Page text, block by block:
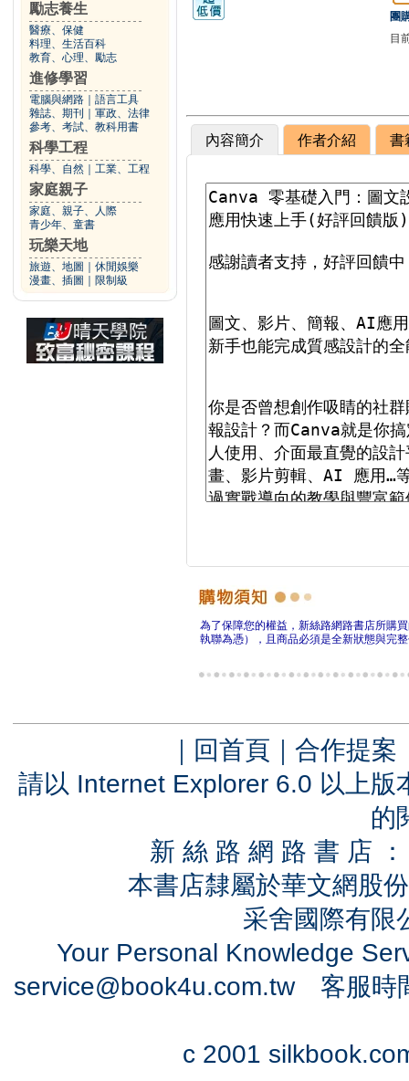
勵志養生
醫療、保健
料理、生活百科
教育、心理、勵志
進修學習
電腦與網路
語言工具
雜誌、期刊
軍政、法律
參考、考試、教科用書
科學工程
科學、自然 工業、工程
家庭親子
家庭、親子、人際
青少年、童書
玩樂天地
旅遊、地圖
休閒娛樂
漫畫、插圖
限制級
團
目
內容簡介 作者介紹 書
為了保障您的權益，新絲路網路書店所購
執聯為憑），且商品必須是全新狀態與完
｜ 回首頁 ｜ 合作提案
請以 Internet Explorer 6.0 以上
的
新 絲 路 網 路 書 店
本書店隸屬於華文網股
采舍國際有
Your Personal Knowledge
service@book4u.com.tw客服時
c 2001